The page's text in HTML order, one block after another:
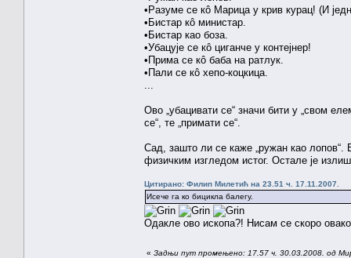
•Разуме се кô Марица у крив курац! (И
•Бистар кô министар.
•Бистар као боза.
•Убацује се кô циганче у контејнер!
•Прима се кô баба на ратлук.
•Пали се кô хепо-коцкица.
Ово „убацивати се“ значи бити у „свом
се“, те „примати се“.
Сад, зашто ли се каже „ружан као лопов“.
физичким изгледом истог. Остале је
Цитирано: Филип Милетић на 23.51 ч. 17.11.2007.
Исече га ко бицикла балегу.
Одакле ово ископа?! Нисам се скоро
« Задњи пут промењено: 17.57 ч. 30.03.2008. од